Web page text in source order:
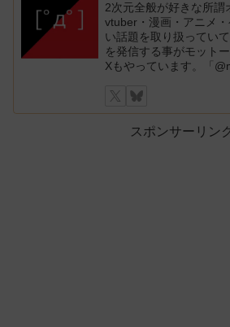
2次元全般が好きな所謂
vtuber・漫画・アニメ
い話題を取り扱ってい
を発信する事がモットー
Xもやっています。「
スポンサーリン